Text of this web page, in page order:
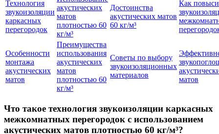
Технология
звукоизоляции
каркасных
перегородок
акустических
матов
плотностью 60
кг/м³
Достоинства
акустических матов
60 кг/м³
Как
Особенности
монтажа
акустических
матов
Преимущества
использования
акустических
матов
плотностью 60
кг/м³
Советы по выбору
звукоизоляционных
материалов
матов
Что такое технология звукоизоляции каркасных
межкомнатных перегородок с использованием
акустических матов плотностью 60 кг/м³?